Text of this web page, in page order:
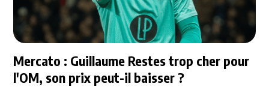
Mercato : Guillaume Restes trop cher pour
l'OM, son prix peut-il baisser ?